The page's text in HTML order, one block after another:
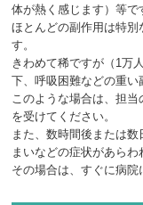
体が熱く感じます）等で
ほとんどの副作用は特
す。
きわめて稀ですが（1万
下、呼吸困難などの重い
このような場合は、担
を受けてください。
また、数時間後または
まいなどの症状があらわ
その場合は、すぐに病院